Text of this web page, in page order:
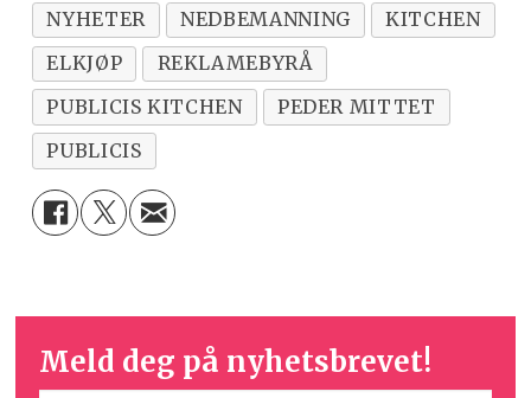
NYHETER NEDBEMANNING
KITCHEN
ELKJØP
REKLAMEBYRÅ
PUBLICIS KITCHEN
PEDER MITTET
PUBLICIS
Meld deg på nyhetsbrevet!